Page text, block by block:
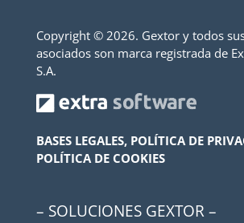
Copyright © 2026. Gextor y todos
asociados son marca registrada de
S.A.
BASES LEGALES, POLÍTICA DE
POLÍTICA DE COOKIES
– SOLUCIONES GEXTOR –